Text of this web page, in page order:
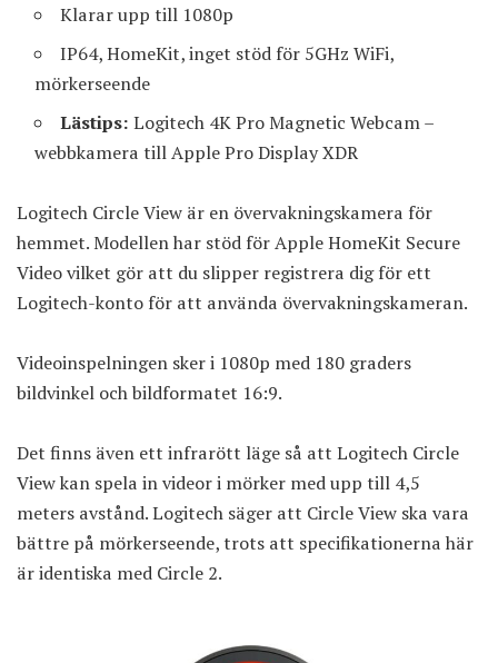
Klarar upp till 1080p
IP64, HomeKit, inget stöd för 5GHz WiFi,
mörkerseende
Lästips: Logitech 4K Pro Magnetic Webcam –
webbkamera till Apple Pro Display XDR
Logitech Circle View är en övervakningskamera för
hemmet. Modellen har stöd för Apple HomeKit Secure
Video vilket gör att du slipper registrera dig för ett
Logitech-konto för att använda övervakningskameran.
Videoinspelningen sker i 1080p med 180 graders
bildvinkel och bildformatet 16:9.
Det finns även ett infrarött läge så att Logitech Circle
View kan spela in videor i mörker med upp till 4,5
meters avstånd. Logitech säger att Circle View ska vara
bättre på mörkerseende, trots att specifikationerna här
är identiska med Circle 2.